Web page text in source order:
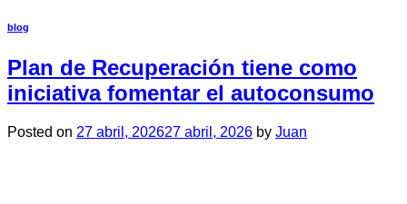
blog
Plan de Recuperación tiene como
iniciativa fomentar el autoconsumo
Posted on 27 abril, 202627 abril, 2026 by Juan